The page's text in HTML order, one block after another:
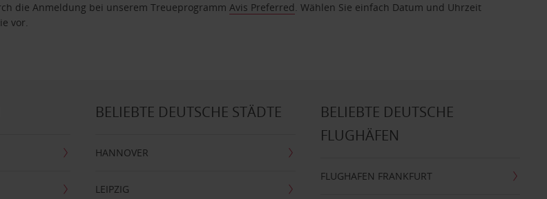
die Anmeldung bei unserem TreueprogrammAvis Preferred. Wählen Sie einfach Datum und Uhrzeit
vor.
BELIEBTE DEUTSCHE STÄDTE
HANNOVER
LEIPZIG
BELIEBTE DEUTSCHE
FLUGHÄFEN
FLUGHAFEN FRANKFURT